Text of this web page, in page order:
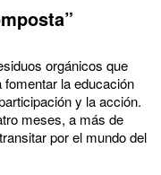
orgánicos que
la educación
y la acción.
meses, a más de
por el mundo del